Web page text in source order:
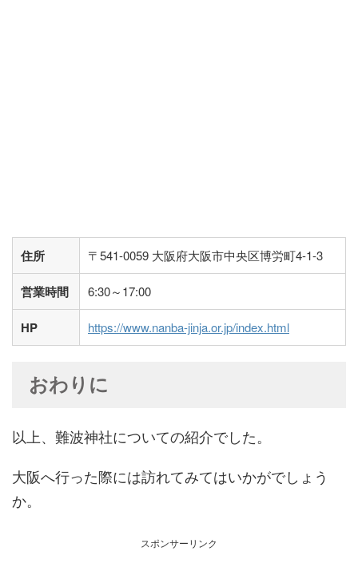
住所 〒541-0059 大阪府大阪市中央区博労町4-1-3
営業時間 6:30～17:00
HP https://www.nanba-jinja.or.jp/index.html
おわりに
以上、難波神社についての紹介でした。
大阪へ行った際には訪れてみてはいかがでしょう
か。
スポンサーリンク